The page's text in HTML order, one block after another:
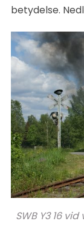
betydelse.
SWB Y3 16